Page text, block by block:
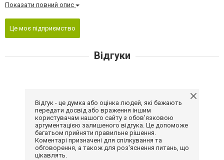
Показати повний опис
Це моє підприємство
Відгуки
Відгук - це думка або оцінка людей, які бажають
передати досвід або враження іншим
користувачам нашого сайту з обов'язковою
аргументацією залишеного відгука. Це допоможе
багатьом прийняти правильне рішення.
Коментарі призначені для спілкування та
обговорення, а також для роз'яснення питань, що
цікавлять.